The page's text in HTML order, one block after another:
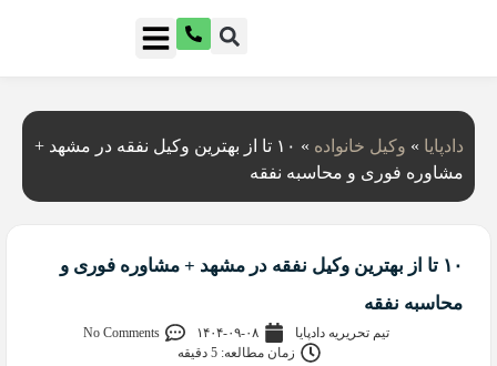
دادپایا » وکیل خانواده »
۱۰ تا از بهترین وکیل نفقه در مشهد +
مشاوره فوری و محاسبه نفقه
۱۰ تا از بهترین وکیل نفقه در مشهد + مشاوره فوری و
محاسبه نفقه
تیم تحریریه دادپایا ۱۴۰۴-۰۹-۰۸
No Comments
زمان مطالعه: 5 دقیقه